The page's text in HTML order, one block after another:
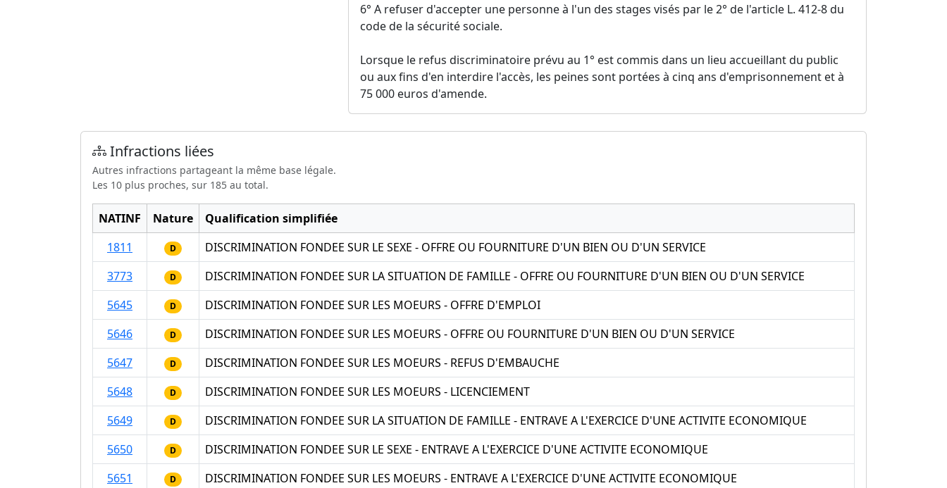
6° A refuser d'accepter une personne à l'un des stages visés par le 2° de l'article L. 412-8 du
code de la sécurité sociale.
Lorsque le refus discriminatoire prévu au 1° est commis dans un lieu accueillant du public
ou aux fins d'en interdire l'accès, les peines sont portées à cinq ans d'emprisonnement et à
75 000 euros d'amende.
Infractions liées
Autres infractions partageant la même base légale.
Les 10 plus proches, sur 185 au total.
NATINF Nature
Qualification simplifiée
1811
D
DISCRIMINATION FONDEE SUR LE SEXE - OFFRE OU FOURNITURE D'UN BIEN OU D'UN SERVICE
3773
D
DISCRIMINATION FONDEE SUR LA SITUATION DE FAMILLE - OFFRE OU FOURNITURE D'UN BIEN OU D'UN SERVICE
5645
D
DISCRIMINATION FONDEE SUR LES MOEURS - OFFRE D'EMPLOI
5646
D
DISCRIMINATION FONDEE SUR LES MOEURS - OFFRE OU FOURNITURE D'UN BIEN OU D'UN SERVICE
5647
D
DISCRIMINATION FONDEE SUR LES MOEURS - REFUS D'EMBAUCHE
5648
D
DISCRIMINATION FONDEE SUR LES MOEURS - LICENCIEMENT
5649
D
DISCRIMINATION FONDEE SUR LA SITUATION DE FAMILLE - ENTRAVE A L'EXERCICE D'UNE ACTIVITE ECONOMIQUE
5650
D
DISCRIMINATION FONDEE SUR LE SEXE - ENTRAVE A L'EXERCICE D'UNE ACTIVITE ECONOMIQUE
5651
D DISCRIMINATION FONDEE SUR LES MOEURS - ENTRAVE A L'EXERCICE D'UNE ACTIVITE ECONOMIQUE